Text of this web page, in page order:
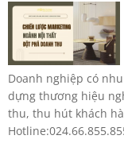
Doanh nghiệp có
dựng thương hiệu
thu, thu hút khách